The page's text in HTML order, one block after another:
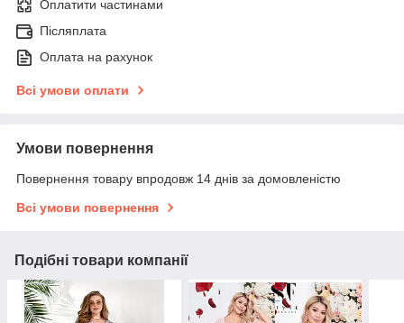
Оплатити частинами
Післяплата
Оплата на рахунок
Всі умови оплати
Умови повернення
Повернення товару впродовж 14 днів за домовленістю
Всі умови повернення
Подібні товари компанії